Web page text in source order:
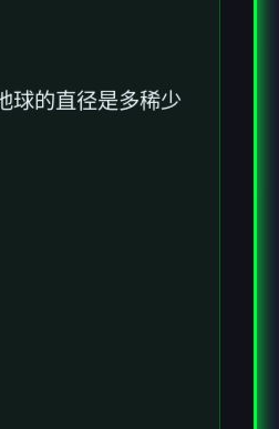
球的直径是多稀少